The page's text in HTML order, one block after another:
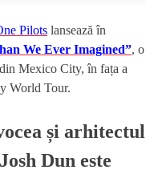
Pilots lansează în
We Ever Imagined”, o
Mexico City, în fața a
World Tour.
și arhitectul
Dun este